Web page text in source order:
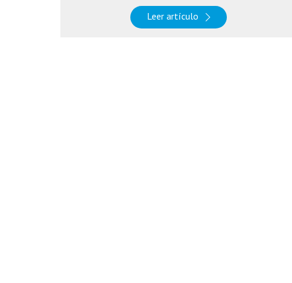
Leer artículo